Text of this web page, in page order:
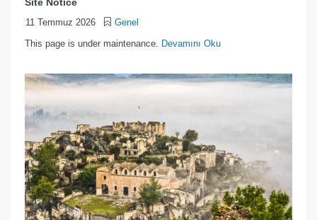
11 Temmuz 2026
Genel
This page is under maintenance. Devamını Oku